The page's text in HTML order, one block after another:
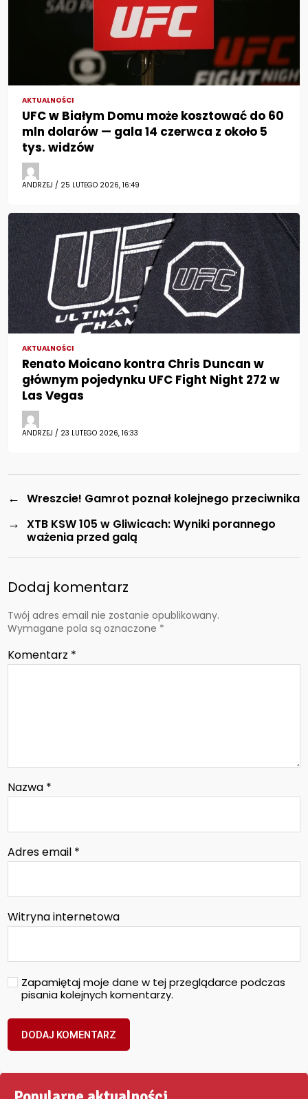
AKTUALNOŚCI
UFC w Białym Domu może kosztować do 60
mln dolarów — gala 14 czerwca z około 5
tys. widzów
ANDRZEJ / 25 LUTEGO 2026, 16:49
AKTUALNOŚCI
Renato Moicano kontra Chris Duncan w
głównym pojedynku UFC Fight Night 272 w
Las Vegas
ANDRZEJ / 23 LUTEGO 2026, 16:33
← Wreszcie! Gamrot poznał kolejnego przeciwnika
→ XTB KSW 105 w Gliwicach: Wyniki porannego
ważenia przed galą
Dodaj komentarz
Twój adres email nie zostanie opublikowany.
Wymagane pola są oznaczone *
Komentarz *
Nazwa *
Adres email *
Witryna internetowa
Zapamiętaj moje dane w tej przeglądarce podczas
pisania kolejnych komentarzy.